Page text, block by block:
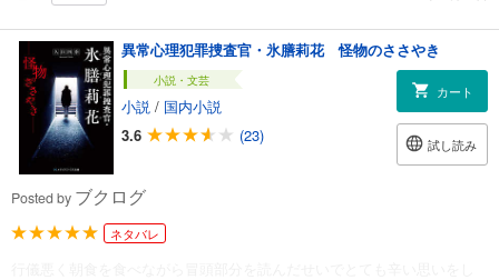
異常心理犯罪捜査官・氷膳莉花 怪物のささやき
小説・文芸
小説 / 国内小説
3.6
(23)
カート
試し読み
Posted by ブクログ
ネタバレ